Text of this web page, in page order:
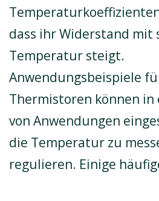
dass ihr Widerstand mit
Temperatur steigt.
Anwendungsbeispiele
Thermistoren können in
von Anwendungen
die Temperatur zu
regulieren. Einige